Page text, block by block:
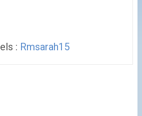
: Rmsarah15